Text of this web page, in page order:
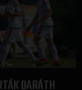
BARÁTH